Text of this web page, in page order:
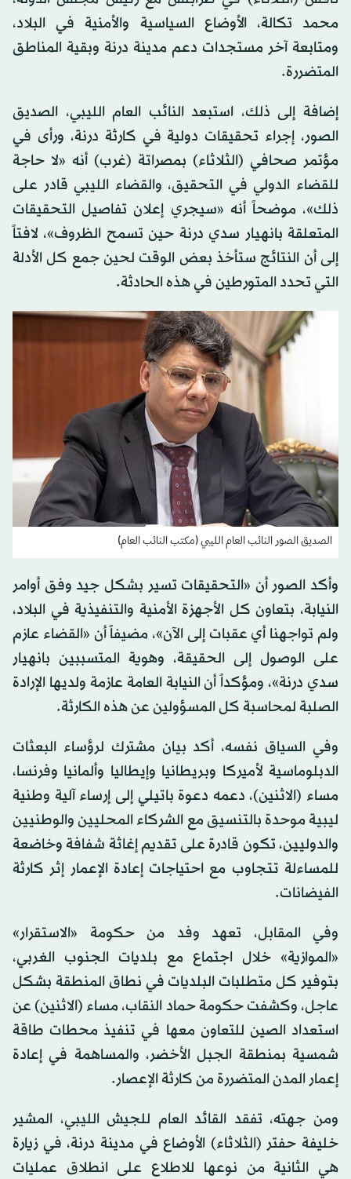
محمد تكالة، الأوضاع السياسية والأمنية في البلاد،
ومتابعة آخر مستجدات دعم مدينة درنة وبقية المناطق
المتضررة.
إضافة إلى ذلك، استبعد النائب العام الليبي، الصديق
الصور، إجراء تحقيقات دولية في كارثة درنة، ورأى في
مؤتمر صحافي (الثلاثاء) بمصراتة (غرب) أنه «لا حاجة
للقضاء الدولي في التحقيق، والقضاء الليبي قادر على
ذلك»، موضحاً أنه «سيجري إعلان تفاصيل التحقيقات
المتعلقة بانهيار سدي درنة حين تسمح الظروف»، لافتاً
إلى أن النتائج ستأخذ بعض الوقت لحين جمع كل الأدلة
التي تحدد المتورطين في هذه الحادثة.
الصديق الصور النائب العام الليبي (مكتب النائب العام)
وأكد الصور أن «التحقيقات تسير بشكل جيد وفق أوامر
النيابة، بتعاون كل الأجهزة الأمنية والتنفيذية في البلاد،
ولم تواجهنا أي عقبات إلى الآن»، مضيفاً أن «القضاء عازم
على الوصول إلى الحقيقة، وهوية المتسببين بانهيار
سدي درنة»، ومؤكداً أن النيابة العامة عازمة ولديها الإرادة
الصلبة لمحاسبة كل المسؤولين عن هذه الكارثة.
وفي السياق نفسه، أكد بيان مشترك لرؤساء البعثات
الدبلوماسية لأميركا وبريطانيا وإيطاليا وألمانيا وفرنسا،
مساء (الاثنين)، دعمه دعوة باتيلي إلى إرساء آلية وطنية
ليبية موحدة بالتنسيق مع الشركاء المحليين والوطنيين
والدوليين، تكون قادرة على تقديم إغاثة شفافة وخاضعة
للمساءلة تتجاوب مع احتياجات إعادة الإعمار إثر كارثة
الفيضانات.
وفي المقابل، تعهد وفد من حكومة «الاستقرار»
«الموازية» خلال اجتماع مع بلديات الجنوب الغربي،
بتوفير كل متطلبات البلديات في نطاق المنطقة بشكل
عاجل، وكشفت حكومة حماد النقاب، مساء (الاثنين) عن
استعداد الصين للتعاون معها في تنفيذ محطات طاقة
شمسية بمنطقة الجبل الأخضر، والمساهمة في إعادة
إعمار المدن المتضررة من كارثة الإعصار.
ومن جهته، تفقد القائد العام للجيش الليبي، المشير
خليفة حفتر (الثلاثاء) الأوضاع في مدينة درنة، في زيارة
هي الثانية من نوعها للاطلاع على انطلاق عمليات